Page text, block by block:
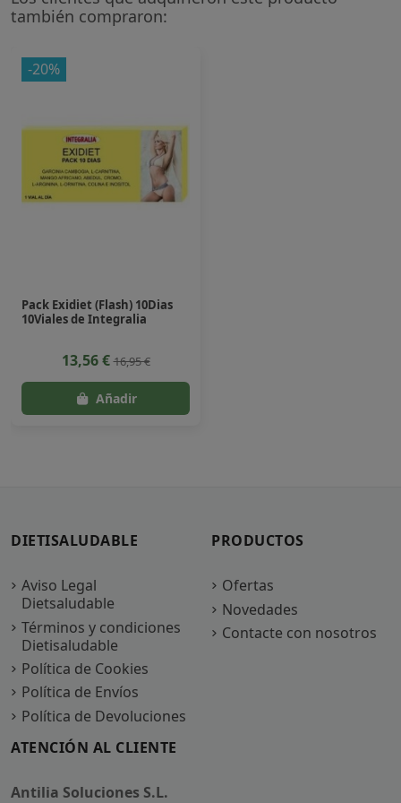
también compraron:
-20%
Pack Exidiet (Flash) 10Dias
10Viales de Integralia
13,56 €16,95 €
DIETISALUDABLE
Aviso Legal
Dietsaludable
Términos y condiciones
Dietisaludable
Política de Cookies
Política de Envíos
Política de Devoluciones
PRODUCTOS
Ofertas
Novedades
Contacte con nosotros
ATENCIÓN AL CLIENTE
Antilia Soluciones S.L.